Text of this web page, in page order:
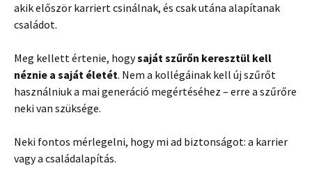
akik először karriert csinálnak, és csak utána alapítanak
családot.
Meg kellett értenie, hogysaját szűrőn keresztül kell
néznie a saját életét. Nem a kollégáinak kell új szűrőt
használniuk a mai generáció megértéséhez – erre a szűrőre
neki van szüksége.
Neki fontos mérlegelni, hogy mi ad biztonságot: a karrier
vagy a családalapítás.